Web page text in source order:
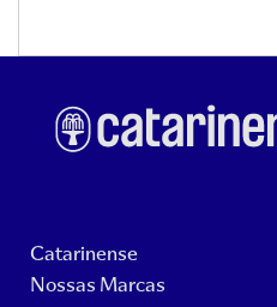
Catarinense
Nossas Marcas